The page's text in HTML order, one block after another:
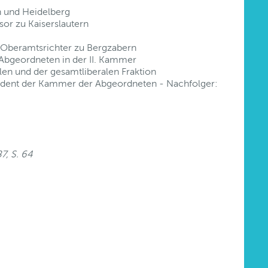
und Heidelberg
zu Kaiserslautern
zu Bergzabern
in der II. Kammer
und der gesamtliberalen Fraktion
der Kammer der Abgeordneten - Nachfolger:
S. 64